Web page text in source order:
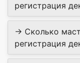
регистрация
→ Сколько
регистрация